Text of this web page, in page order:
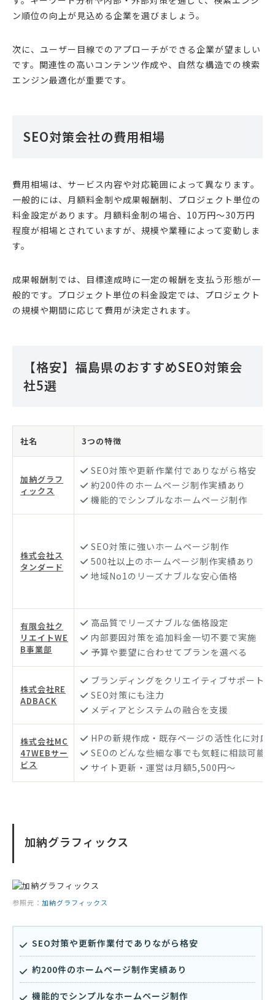
ン順位の向上が見込める企業を選びましょう。
次に、ユーザー目線でのアプローチができる企業が望ましい
です。関連性の高いコンテンツ作成や、自然な構造での検索
エンジン最適化が重要です。
SEO対策会社の費用相場
費用相場は、サービス内容や対応範囲によって異なります。
一般的には、月額料金制や成果報酬制、プロジェクト単位の
料金設定があります。月額料金制の場合、10万円〜30万円
程度が相場とされていますが、規模や業種によって変動しま
す。
成果報酬制では、目標達成時に一定の報酬を支払う形態が一
般的です。プロジェクト単位の料金設定では、プロジェクト
の規模や期間に応じて費用が決定されます。
【格安】福島県のおすすめSEO対策会
社5選
社名 3つの特徴
加納グラフ
ィックス
SEO対策や更新作業付でありながら格安
約200件のホームページ制作実績あり
機能的でシンプルなホームページ制作
株式会社ス
タンダード
SEO対策に強いホームページ制作
500社以上のホームページ制作実績あり
地域No1のリーズナブルな安心価格
有限会社ク
リエイトWE
B事業部
高品質でリーズナブルな価格設定
内部要因対策を追加料金一切不要で実施
予算や要望に合わせてプランを選べる
株式会社RE
ADBACK
ブランディングをクリエイティブサポート
SEO対策にも注力
メディアとシステムの融合を支援
株式会社MC
47WEBサー
ビス
HPの新規作成・既存ページの活性化に対応
SEOのどんな些細な事でも気軽に相談可能
サイト更新・運営は月額5,500円〜
加納グラフィックス
参照元： 加納グラフィックス
SEO対策や更新作業付でありながら格安
約200件のホームページ制作実績あり
機能的でシンプルなホームページ制作